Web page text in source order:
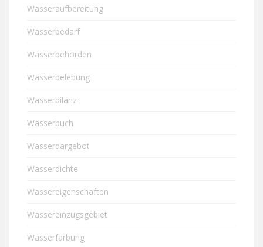
Wasseraufbereitung
Wasserbedarf
Wasserbehörden
Wasserbelebung
Wasserbilanz
Wasserbuch
Wasserdargebot
Wasserdichte
Wassereigenschaften
Wassereinzugsgebiet
Wasserfärbung